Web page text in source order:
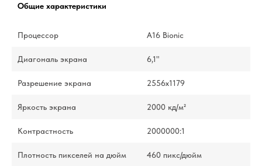
Общие характеристики
Процессор A16 Bionic
Диагональ экрана 6,1"
Разрешение экрана 2556x1179
Яркость экрана 2000 кд/м²
Контрастность 2000000:1
Плотность пикселей на дюйм 460 пикс/дюйм